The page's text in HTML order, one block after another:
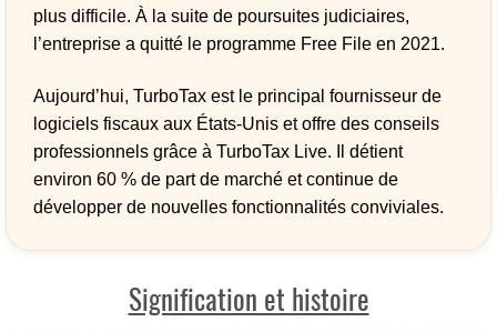
plus difficile. À la suite de poursuites judiciaires,
l’entreprise a quitté le programme Free File en 2021.
Aujourd’hui, TurboTax est le principal fournisseur de
logiciels fiscaux aux États-Unis et offre des conseils
professionnels grâce à TurboTax Live. Il détient
environ 60 % de part de marché et continue de
développer de nouvelles fonctionnalités conviviales.
Signification et histoire